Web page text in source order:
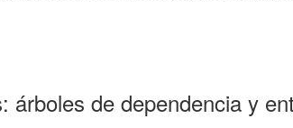
árboles de dependencia y